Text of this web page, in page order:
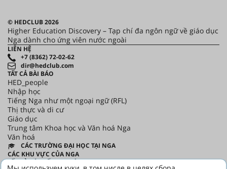
© HEDCLUB 2026
Higher Education Discovery – Tạp chí đa ngôn ngữ về giáo dục
Nga dành cho ứng viên nước ngoài
LIÊN HỆ
+7 (8362) 72-02-62
dir@hedclub.com
TẤT CẢ BÀI BÁO
HED_people
Nhập học
Tiếng Nga như một ngoại ngữ (RFL)
Thị thực và di cư
Giáo dục
Trung tâm Khoa học và Văn hoá Nga
Văn hoá
CÁC TRƯỜNG ĐẠI HỌC TẠI NGA
CÁC KHU VỰC CỦA NGA
TẤT CẢ CÁC SỐ TẠP CHÍ